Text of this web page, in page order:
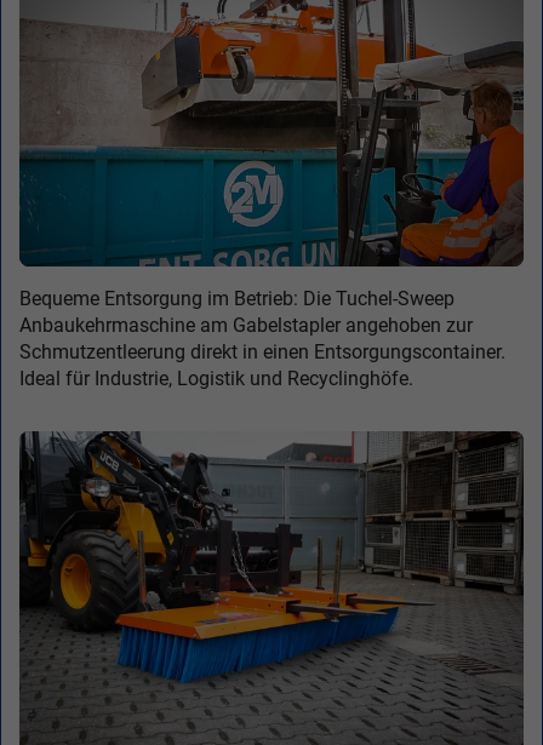
Bequeme Entsorgung im Betrieb: Die Tuchel-Sweep
Anbaukehrmaschine am Gabelstapler angehoben zur
Schmutzentleerung direkt in einen Entsorgungscontainer.
Ideal für Industrie, Logistik und Recyclinghöfe.